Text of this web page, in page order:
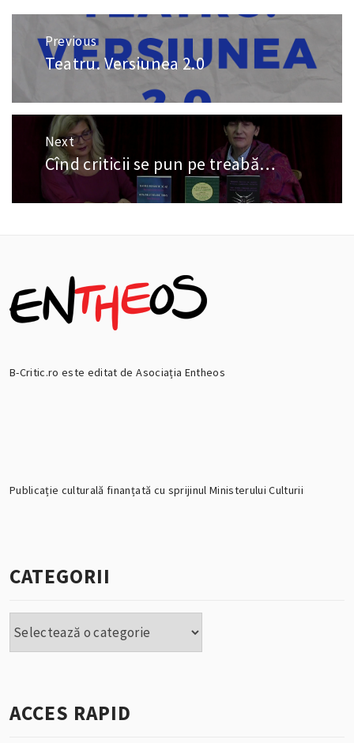
Navigare
Previous
Previous
Teatru. Versiunea 2.0
Next
Next
post:
Cînd criticii se pun pe treabă…
B-Critic.ro este editat de Asociația Entheos
Publicație culturală finanțată cu sprijinul Ministerului Culturii
CATEGORII
ACCES RAPID